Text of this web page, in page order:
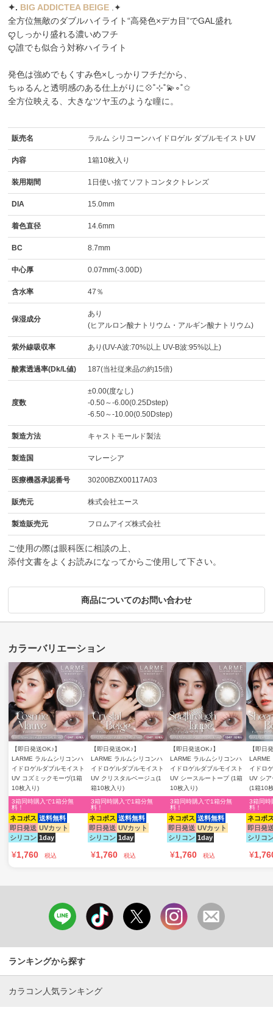
✦️️. BIG ADDICTEA BEIGE .✦️
全方位無敵のダブルハイライト“高発色×デカ目”でGAL盛れ
ꨄしっかり盛れる濃いめフチ
ꨄ誰でも似合う対称ハイライト
発色は強めでもくすみ色×しっかりフチだから、
ちゅるんと透明感のある仕上がりに💠˚⊹˚💫∘˚✩
全方位映える、大きなツヤ玉のような瞳に。
販売名 ラルム シリコーンハイドロゲル ダブルモイストUV
内容 1箱10枚入り
装用期間 1日使い捨てソフトコンタクトレンズ
DIA 15.0mm
着色直径 14.6mm
BC 8.7mm
中心厚 0.07mm(-3.00D)
含水率 47％
保湿成分
あり
(ヒアルロン酸ナトリウム・アルギン酸ナトリウム)
紫外線吸収率 あり(UV-A波:70%以上 UV-B波:95%以上)
酸素透過率(Dk/L値) 187(当社従来品の約15倍)
度数
±0.00(度なし)
-0.50～-6.00(0.25Dstep)
-6.50～-10.00(0.50Dstep)
製造方法 キャストモールド製法
製造国 マレーシア
医療機器承認番号 30200BZX00117A03
販売元 株式会社エース
製造販売元 フロムアイズ株式会社
ご使用の際は眼科医に相談の上、
添付文書をよくお読みになってからご使用して下さい。
商品についてのお問い合わせ
【即日発送OK♪】
LARME ラルムシリコンハ
イドロゲルダブルモイスト
UV コズミックモーヴ(1箱
10枚入り)
ネコポス 送料無料
即日発送 UVカット
シリコン 1day
3箱同時購入で1箱分無
料！
¥1,760 税込
【即日発送OK♪】
LARME ラルムシリコンハ
イドロゲルダブルモイスト
UV クリスタルベージュ(1
箱10枚入り)
ネコポス 送料無料
即日発送 UVカット
シリコン 1day
3箱同時購入で1箱分無
料！
¥1,760 税込
【即日発送OK♪】
LARME ラルムシリコンハ
イドロゲルダブルモイスト
UV シースルートープ (1箱
10枚入り)
ネコポス 送料無料
即日発送 UVカット
シリコン 1day
3箱同時購入で1箱分無
料！
¥1,760 税込
【即日
LARME
イドロ
UV シア
(1箱10
ネコポ
即日発
シリコ
3箱同時
料！
¥
ランキングから探す
カラコン人気ランキング